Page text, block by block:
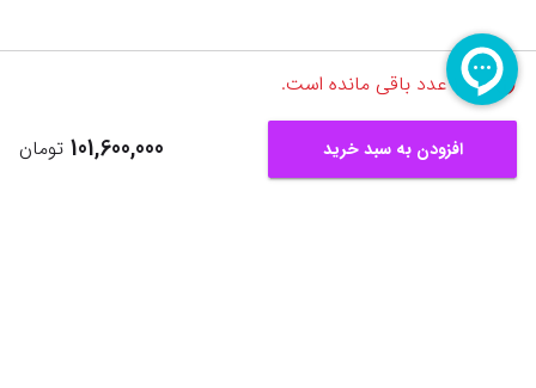
تنها 1عدد باقی مانده است.
افزودن به سبد خرید 101,600,000 تومان